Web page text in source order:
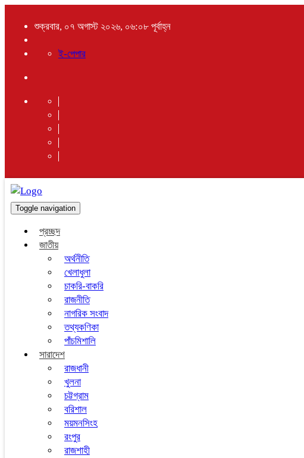
শুক্রবার, ০৭ অগাস্ট ২০২৬, ০৬:০৮ পূর্বাহ্ন
ই-পেপার
Toggle navigation
প্রচ্ছদ
জাতীয়
অর্থনীতি
খেলাধুলা
চাকরি-বাকরি
রাজনীতি
নাগরিক সংবাদ
তথ্যকণিকা
পাঁচমিশালি
সারাদেশ
রাজধানী
খুলনা
চট্টগ্রাম
বরিশাল
ময়মনসিংহ
রংপুর
রাজশাহী